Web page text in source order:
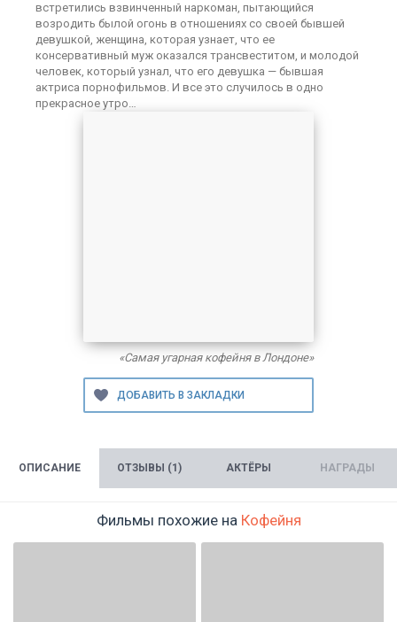
встретились взвинченный наркоман, пытающийся
возродить былой огонь в отношениях со своей бывшей
девушкой, женщина, которая узнает, что ее
консервативный муж оказался трансвеститом, и молодой
человек, который узнал, что его девушка — бывшая
актриса порнофильмов. И все это случилось в одно
прекрасное утро…
«Самая угарная кофейня в Лондоне»
ОПИСАНИЕ ОТЗЫВЫ (1) АКТЁРЫ НАГРАДЫ
Фильмы похожие на Кофейня